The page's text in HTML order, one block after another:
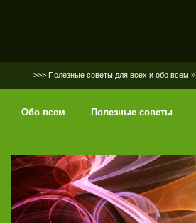
>>> Полезные советы для всех и обо всем »
Обо всем Полезные советы